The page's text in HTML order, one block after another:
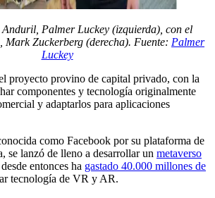
Palmer Luckey (izquierda), con el
Mark Zuckerberg (derecha). Fuente: Palmer
Luckey
proyecto provino de capital privado, con la
componentes y tecnología originalmente
y adaptarlos para aplicaciones
como Facebook por su plataforma de
se lanzó de lleno a desarrollar un metaverso
entonces ha gastado 40.000 millones de
tecnología de VR y AR.